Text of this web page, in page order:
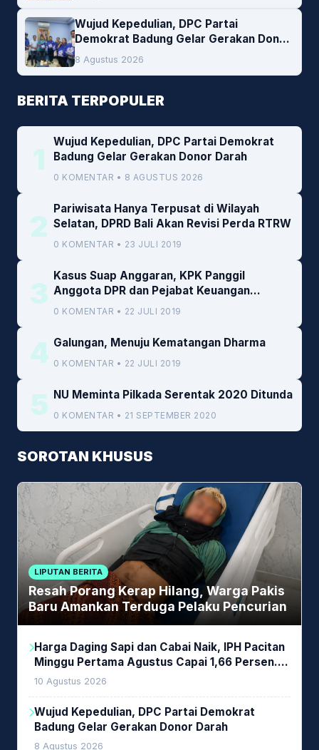
Wujud Kepedulian, DPC Partai
Demokrat Badung Gelar Gerakan Donor
Darah
8 Agustus 2026
BERITA TERPOPULER
1
Wujud Kepedulian, DPC Partai Demokrat
Badung Gelar Gerakan Donor Darah
0 KOMENTAR • 8 AGUSTUS 2026
2
Pariwisata Hanya Terpusat di Wilayah
Selatan, DPRD Bali Akan Revisi Perda RTRW
0 KOMENTAR • 23 JULI 2019
3
Kasus Suap Anggaran, KPK Panggil
Anggota DPR dan Pejabat Keuangan
Kemenkeu
0 KOMENTAR • 22 JULI 2019
4 Galungan, Menuju Kematangan Dharma
0 KOMENTAR • 22 JULI 2019
5 NU Meminta Pilkada Serentak 2020 Ditunda
0 KOMENTAR • 21 SEPTEMBER 2020
SOROTAN KHUSUS
LIPUTAN BERITA
Resah Porang Kerap Hilang, Warga Pakis
Baru Amankan Terduga Pelaku Pencurian
Harga Daging Sapi dan Cabai Naik, IPH Pacitan
Minggu Pertama Agustus Capai 1,66 Persen.
Ini Penjelasan Kabag Ayub
10 Agustus 2026
Wujud Kepedulian, DPC Partai Demokrat
Badung Gelar Gerakan Donor Darah
8 Agustus 2026